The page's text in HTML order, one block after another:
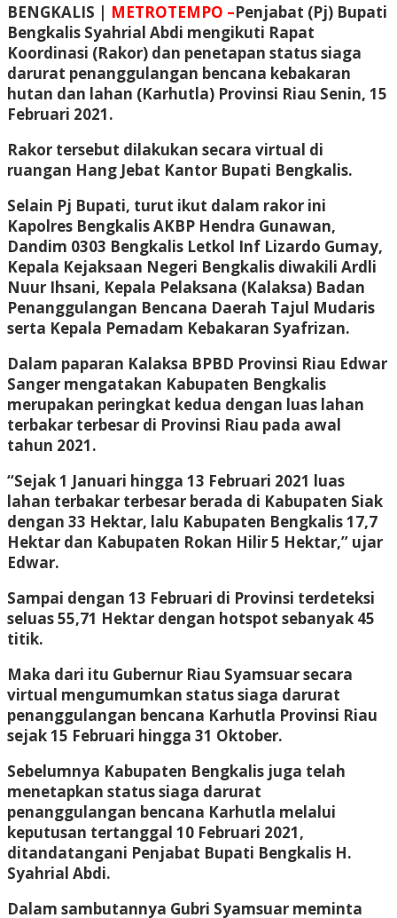
BENGKALIS | METROTEMPO –Penjabat (Pj) Bupati
Bengkalis Syahrial Abdi mengikuti Rapat
Koordinasi (Rakor) dan penetapan status siaga
darurat penanggulangan bencana kebakaran
hutan dan lahan (Karhutla) Provinsi Riau Senin, 15
Februari 2021.
Rakor tersebut dilakukan secara virtual di
ruangan Hang Jebat Kantor Bupati Bengkalis.
Selain Pj Bupati, turut ikut dalam rakor ini
Kapolres Bengkalis AKBP Hendra Gunawan,
Dandim 0303 Bengkalis Letkol Inf Lizardo Gumay,
Kepala Kejaksaan Negeri Bengkalis diwakili Ardli
Nuur Ihsani, Kepala Pelaksana (Kalaksa) Badan
Penanggulangan Bencana Daerah Tajul Mudaris
serta Kepala Pemadam Kebakaran Syafrizan.
Dalam paparan Kalaksa BPBD Provinsi Riau Edwar
Sanger mengatakan Kabupaten Bengkalis
merupakan peringkat kedua dengan luas lahan
terbakar terbesar di Provinsi Riau pada awal
tahun 2021.
“Sejak 1 Januari hingga 13 Februari 2021 luas
lahan terbakar terbesar berada di Kabupaten Siak
dengan 33 Hektar, lalu Kabupaten Bengkalis 17,7
Hektar dan Kabupaten Rokan Hilir 5 Hektar,” ujar
Edwar.
Sampai dengan 13 Februari di Provinsi terdeteksi
seluas 55,71 Hektar dengan hotspot sebanyak 45
titik.
Maka dari itu Gubernur Riau Syamsuar secara
virtual mengumumkan status siaga darurat
penanggulangan bencana Karhutla Provinsi Riau
sejak 15 Februari hingga 31 Oktober.
Sebelumnya Kabupaten Bengkalis juga telah
menetapkan status siaga darurat
penanggulangan bencana Karhutla melalui
keputusan tertanggal 10 Februari 2021,
ditandatangani Penjabat Bupati Bengkalis H.
Syahrial Abdi.
Dalam sambutannya Gubri Syamsuar meminta